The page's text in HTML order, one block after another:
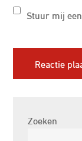
Stuur mij
Zoeken